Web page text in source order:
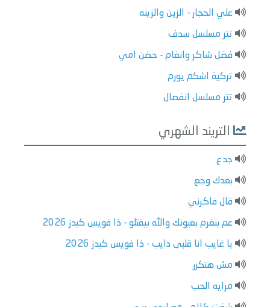
علي الحجار - الزين والزينه
تتر مسلسل سدف
فضل شاكر وانغام - حضن امي
تركية اشكم يورم
تتر مسلسل انفصال
التريند الشهري
جدع
بعدك وجع
قال فاكرني
عم بنغرم بعيونك والله بيقتلو - ذا فويس كيدز 2026
يا غايب انا قلبى دايب - ذا فويس كيدز 2026
مش هتكرر
مرايه الحب